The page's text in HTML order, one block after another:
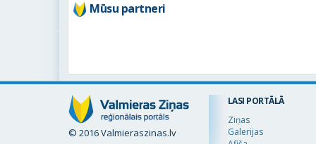
Mūsu partneri
© 2016 Valmieraszinas.lv
LASI PORTĀLĀ
Ziņas
Galerijas